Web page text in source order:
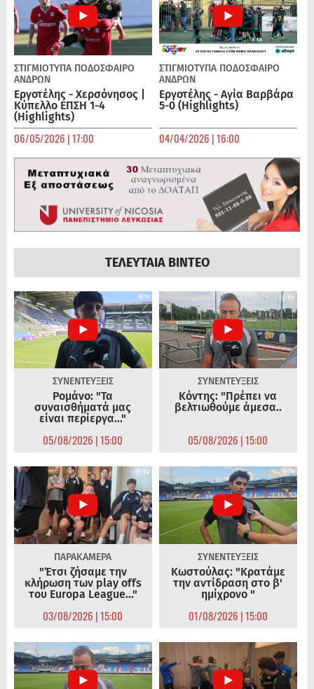
ΣΤΙΓΜΙΟΤΥΠΑ ΠΟΔΌΣΦΑΙΡΟ
ΑΝΔΡΏΝ
Εργοτέλης - Χερσόνησος |
Κύπελλο ΕΠΣΗ 1-4
(Highlights)
06/05/2026 | 17:00
ΣΤΙΓΜΙΟΤΥΠΑ ΠΟΔΌΣΦΑΙΡΟ
ΑΝΔΡΏΝ
Εργοτέλης - Αγία Βαρβάρα
5-0 (Highlights)
04/04/2026 | 16:00
ΤΕΛΕΥΤΑΙΑ ΒΙΝΤΕΟ
ΣΥΝΕΝΤΕΥΞΕΙΣ
Ρομάνο: "Τα
συναισθήματά μας
είναι περίεργα..."
05/08/2026 | 15:00
ΣΥΝΕΝΤΕΥΞΕΙΣ
Κόντης: "Πρέπει να
βελτιωθούμε άμεσα..
05/08/2026 | 15:00
ΠΑΡΑΚΑΜΕΡΑ
"Έτσι ζήσαμε την
κλήρωση των play offs
του Europa League..."
03/08/2026 | 15:00
ΣΥΝΕΝΤΕΥΞΕΙΣ
Κωστούλας: "Κρατάμε
την αντίδραση στο β'
ημίχρονο "
01/08/2026 | 15:00